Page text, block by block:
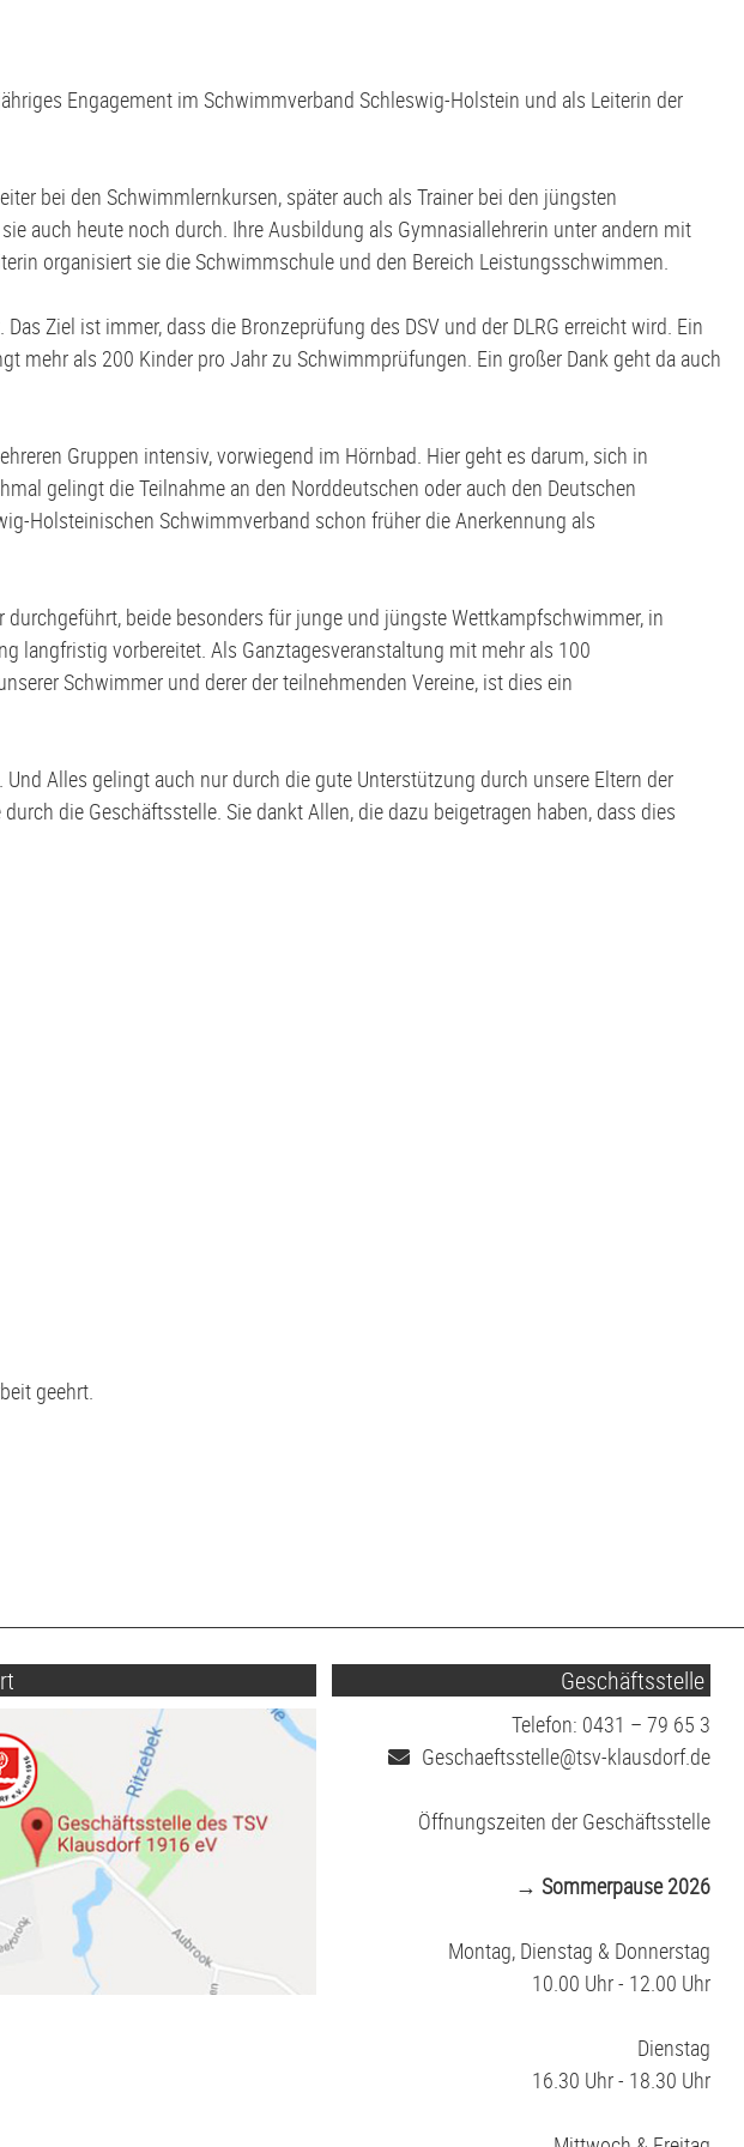
Engagement im Schwimmverband Schleswig-Holstein und als Leiterin der
bei den Schwimmlernkursen, später auch als Trainer bei den jüngsten
auch heute noch durch. Ihre Ausbildung als Gymnasiallehrerin unter andern mit
organisiert sie die Schwimmschule und den Bereich Leistungsschwimmen.
Ziel ist immer, dass die Bronzeprüfung des DSV und der DLRG erreicht wird. Ein
mehr als 200 Kinder pro Jahr zu Schwimmprüfungen. Ein großer Dank geht da auch
Gruppen intensiv, vorwiegend im Hörnbad. Hier geht es darum, sich in
gelingt die Teilnahme an den Norddeutschen oder auch den Deutschen
Holsteinischen Schwimmverband schon früher die Anerkennung als
beide besonders für junge und jüngste Wettkampfschwimmer, in
langfristig vorbereitet. Als Ganztagesveranstaltung mit mehr als 100
Schwimmer und derer der teilnehmenden Vereine, ist dies ein
Alles gelingt auch nur durch die gute Unterstützung durch unsere Eltern der
die Geschäftsstelle. Sie dankt Allen, die dazu beigetragen haben, dass dies
geehrt.
Geschäftsstelle
Telefon: 0431 – 79 65 3
Geschaeftsstelle@tsv-klausdorf.de
Öffnungszeiten der Geschäftsstelle
→ Sommerpause 2026
Montag, Dienstag & Donnerstag
10.00 Uhr - 12.00 Uhr
Dienstag
16.30 Uhr - 18.30 Uhr